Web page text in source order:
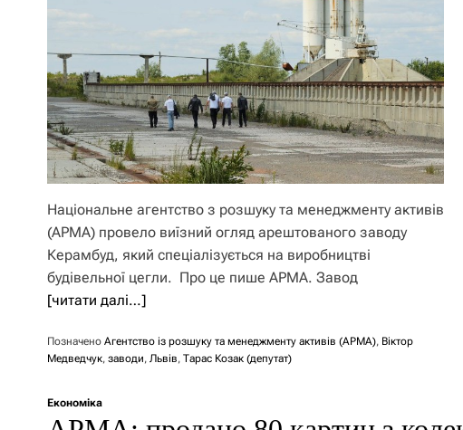
Національне агентство з розшуку та менеджменту активів
(АРМА) провело виїзний огляд арештованого заводу
Керамбуд, який спеціалізується на виробництві
будівельної цегли. Про це пише АРМА. Завод
[читати далі…]
Позначено Агентство із розшуку та менеджменту активів (АРМА), Віктор
Медведчук, заводи, Львів, Тарас Козак (депутат)
Економіка